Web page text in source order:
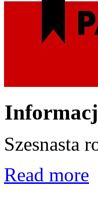
Szesnasta
Read more